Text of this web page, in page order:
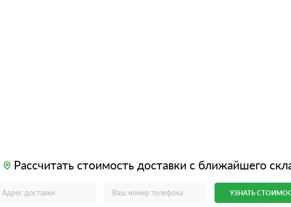
Рассчитать стоимость доставки с ближайшего
УЗНАТЬ